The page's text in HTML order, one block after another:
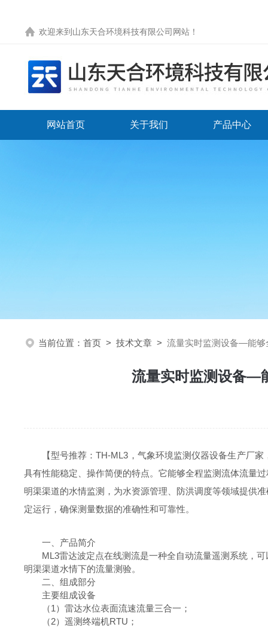
欢迎来到 山东天合环境科技有限公司网站 ！
网站首页 关于我们 产品中心
当前位置： 首页 > 技术文章 > 流量实时监测设备—能够
流量实时监测设备—
【型号推荐：TH-ML3，气象环境监测仪器设备生产厂
具有性能稳定、操作简便的特点。它能够全程监测流体流量
明渠渠道的水情监测，为水资源管理、防洪调度等领域提供
定运行，确保测量数据的准确性和可靠性。
一、产品简介
ML3雷达波定点在线测流是一种全自动流量遥测系统，
明渠渠道水情下的流量测验。
二、组成部分
主要组成设备
（1）雷达水位表面流速流量三合一；
（2）遥测终端机RTU；